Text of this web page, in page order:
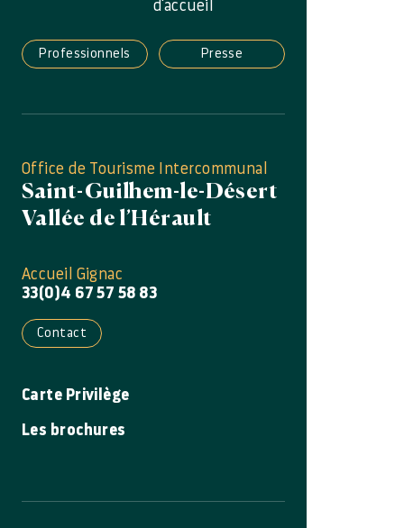
d'accueil
Professionnels Presse
Office de Tourisme Intercommunal
Saint-Guilhem-le-Désert
Vallée de l’Hérault
Accueil Gignac
33(0)4 67 57 58 83
Contact
Carte Privilège
Les brochures